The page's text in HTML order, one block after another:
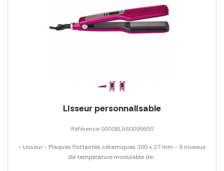
Lisseur personnalisable
Référence 00006LAB0099650
- Lisseur - Plaques flottantes céramiques 100 x 27 mm - 5 niveaux
de température modulable de...